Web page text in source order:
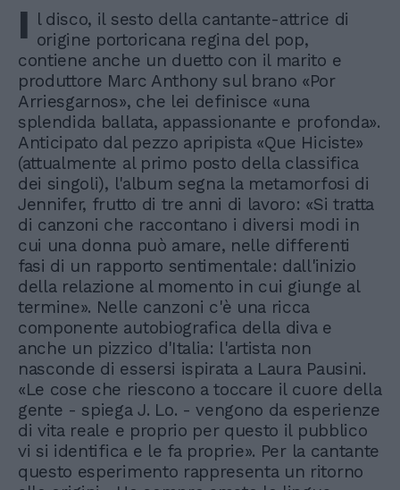
I l disco, il sesto della cantante-attrice di
origine portoricana regina del pop,
contiene anche un duetto con il marito e
produttore Marc Anthony sul brano «Por
Arriesgarnos», che lei definisce «una
splendida ballata, appassionante e profonda».
Anticipato dal pezzo apripista «Que Hiciste»
(attualmente al primo posto della classifica
dei singoli), l'album segna la metamorfosi di
Jennifer, frutto di tre anni di lavoro: «Si tratta
di canzoni che raccontano i diversi modi in
cui una donna può amare, nelle differenti
fasi di un rapporto sentimentale: dall'inizio
della relazione al momento in cui giunge al
termine». Nelle canzoni c'è una ricca
componente autobiografica della diva e
anche un pizzico d'Italia: l'artista non
nasconde di essersi ispirata a Laura Pausini.
«Le cose che riescono a toccare il cuore della
gente - spiega J. Lo. - vengono da esperienze
di vita reale e proprio per questo il pubblico
vi si identifica e le fa proprie». Per la cantante
questo esperimento rappresenta un ritorno